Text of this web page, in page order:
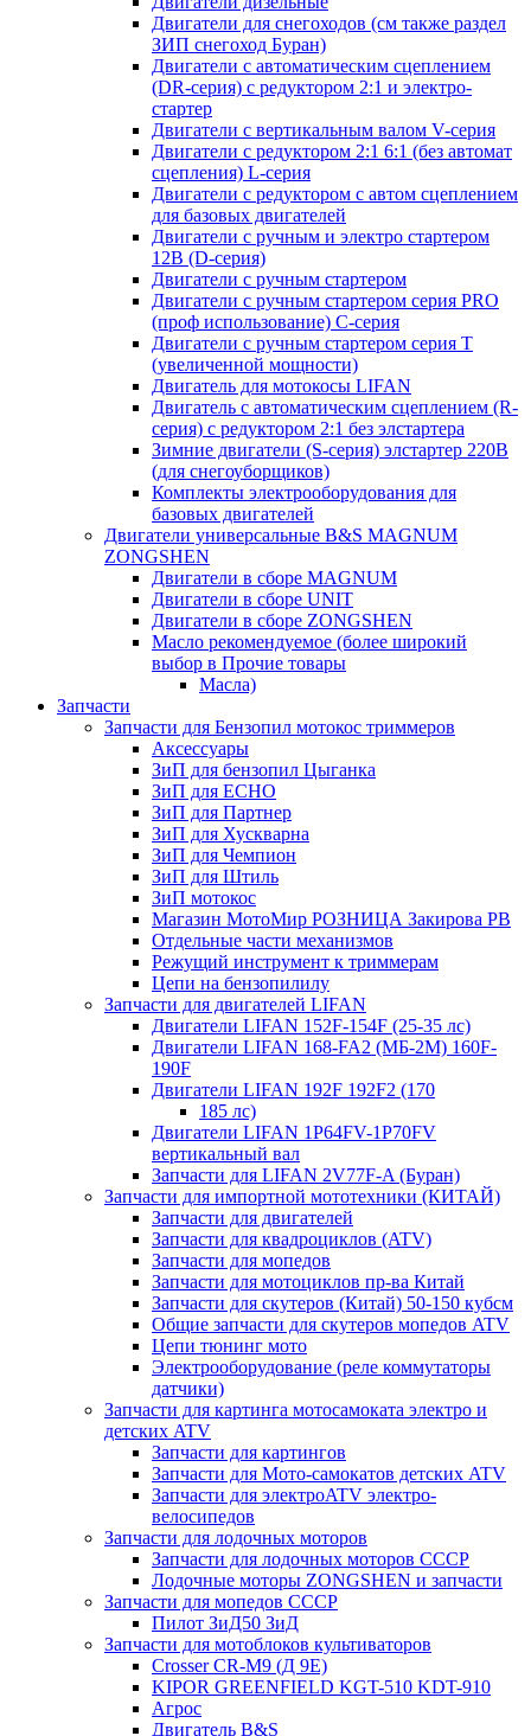
Двигатели для снегоходов (см также раздел
ЗИП снегоход Буран)
Двигатели с автоматическим сцеплением
(DR-серия) с редуктором 2:1 и электро-
стартер
Двигатели с вертикальным валом V-серия
Двигатели с редуктором 2:1 6:1 (без автомат
сцепления) L-серия
Двигатели с редуктором с автом сцеплением
для базовых двигателей
Двигатели с ручным и электро стартером
12В (D-серия)
Двигатели с ручным стартером
Двигатели с ручным стартером серия PRO
(проф использование) C-серия
Двигатели с ручным стартером серия Т
(увеличенной мощности)
Двигатель для мотокосы LIFAN
Двигатель с автоматическим сцеплением (R-
серия) с редуктором 2:1 без элстартера
Зимние двигатели (S-серия) элстартер 220В
(для снегоуборщиков)
Комплекты электрооборудования для
базовых двигателей
Двигатели универсальные B&S MAGNUM
ZONGSHEN
Двигатели в сборе MAGNUM
Двигатели в сборе UNIT
Двигатели в сборе ZONGSHEN
Масло рекомендуемое (более широкий
выбор в Прочие товары
Масла)
Запчасти
Запчасти для Бензопил мотокос триммеров
Аксессуары
ЗиП для бензопил Цыганка
ЗиП для ЕСНО
ЗиП для Партнер
ЗиП для Хускварна
ЗиП для Чемпион
ЗиП для Штиль
ЗиП мотокос
Магазин МотоМир РОЗНИЦА Закирова РВ
Отдельные части механизмов
Режущий инструмент к триммерам
Цепи на бензопилилу
Запчасти для двигателей LIFAN
Двигатели LIFAN 152F-154F (25-35 лс)
Двигатели LIFAN 168-FA2 (МБ-2М) 160F-
190F
Двигатели LIFAN 192F 192F2 (170
185 лс)
Двигатели LIFAN 1Р64FV-1Р70FV
вертикальный вал
Запчасти для LIFAN 2V77F-A (Буран)
Запчасти для импортной мототехники (КИТАЙ)
Запчасти для двигателей
Запчасти для квадроциклов (ATV)
Запчасти для мопедов
Запчасти для мотоциклов пр-ва Китай
Запчасти для скутеров (Китай) 50-150 кубсм
Общие запчасти для скутеров мопедов ATV
Цепи тюнинг мото
Электрооборудование (реле коммутаторы
датчики)
Запчасти для картинга мотосамоката электро и
детских ATV
Запчасти для картингов
Запчасти для Мото-самокатов детских ATV
Запчасти для электроATV электро-
велосипедов
Запчасти для лодочных моторов
Запчасти для лодочных моторов СССР
Лодочные моторы ZONGSHEN и запчасти
Запчасти для мопедов СССР
Пилот ЗиД50 ЗиД
Запчасти для мотоблоков культиваторов
Crosser CR-M9 (Д 9Е)
KIPOR GREENFIELD KGT-510 KDT-910
Агрос
Двигатель B&S